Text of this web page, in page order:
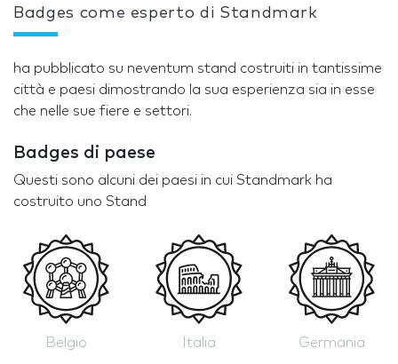
Badges come esperto di Standmark
ha pubblicato su neventum stand costruiti in tantissime
città e paesi dimostrando la sua esperienza sia in esse
che nelle sue fiere e settori.
Badges di paese
Questi sono alcuni dei paesi in cui Standmark ha
costruito uno Stand
Belgio Italia Germania